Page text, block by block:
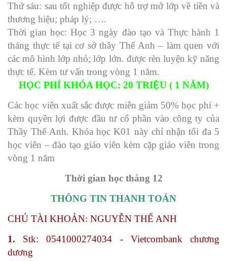
Thứ sáu: sau tốt nghiệp được hỗ trợ mở lớp về tiền và
thương hiệu; pháp lý; ….
Thời gian học: Học 3 ngày đào tạo và Thực hành 1
tháng thực tế tại cơ sở thầy Thế Anh – làm quen với
các mô hình lớp nhỏ; lớp lớn. được rèn luyện kỹ năng
thực tế. Kèm tư vấn trong vòng 1 năm.
HỌC PHÍ KHÓA HỌC: 20 TRIỆU ( 1 NĂM)
Các học viên xuất sắc được miễn giảm 50% học phí +
kèm quyền lợi được đầu tư cổ phần vào công ty của
Thầy Thế Anh. Khóa học K01 này chỉ nhận tối đa 5
học viên – đào tạo giáo viên kèm cặp giáo viên trong
vòng 1 năm
Thời gian học tháng 12
THÔNG TIN THANH TOÁN
CHỦ TÀI KHOẢN: NGUYỄN THẾ ANH
1. Stk: 0541000274034 - Vietcombank chương
dương